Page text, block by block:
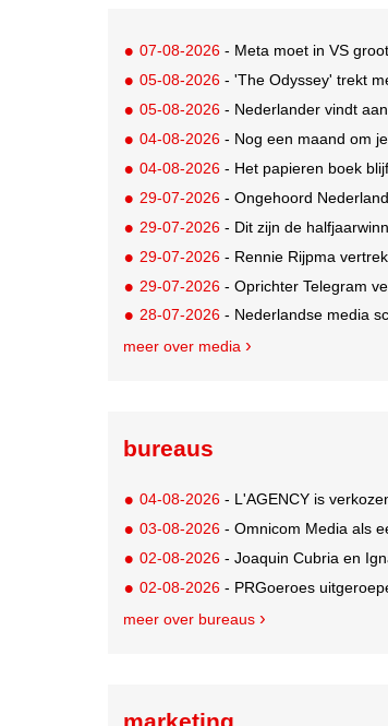
07-08-2026 - Meta moet in VS
05-08-2026 - 'The Odyssey' trekt
05-08-2026 - Nederlander vindt
04-08-2026 - Nog een maand om
04-08-2026 - Het papieren boek
29-07-2026 - Ongehoord
29-07-2026 - Dit zijn de
29-07-2026 - Rennie Rijpma
29-07-2026 - Oprichter Telegram
28-07-2026 - Nederlandse media
meer over media
bureaus
04-08-2026 - L'AGENCY is
03-08-2026 - Omnicom Media als
02-08-2026 - Joaquin Cubria en
02-08-2026 - PRGoeroes
meer over bureaus